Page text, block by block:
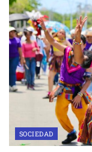
SOCIEDAD